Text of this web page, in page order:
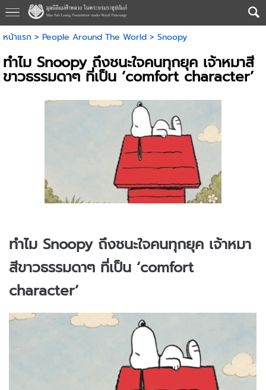
หน้าแรก > People Around The World> Snoopy
ทำไม Snoopy ถึงชนะใจคนทุกยุค เจ้าหมาสี
ขาวธรรมดาๆ ที่เป็น ‘comfort character’
ทำไม Snoopy ถึงชนะใจคนทุกยุค เจ้าหมา
สีขาวธรรมดาๆ ที่เป็น ‘comfort
character’